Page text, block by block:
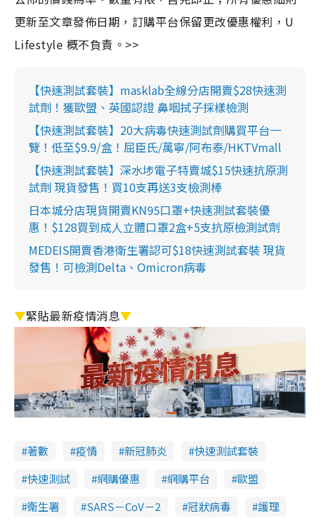
更新至文章發佈日期，訂購平台保留更改優惠權利，U
Lifestyle 概不負責。>>
【快速測試套裝】masklab全線分店開賣$28快速測
試劑！獲歐盟、英國認證 鼻咽拭子採樣檢測
【快速測試套裝】20大病毒快速測試劑購買平台一
覽！低至$9.9/盒！屈臣氏/萬寧/阿布泰/HKTVmall
【快速測試套裝】深水埗電子特賣城$15快速抗原測
試劑 現貨發售！買10支再送3支檢測棒
日本城分店現貨開賣KN95口罩+快速測試套裝優
惠！$128買到成人立體口罩2盒+5支抗原檢測試劑
MEDEIS開賣香港衛生署認可$18快速測試套裝 現貨
發售！可檢測Delta、Omicron病毒
▼緊貼最新疫情消息▼
著數 疫情 新冠肺炎
快速測試套裝
快速測試
網購優惠 網購平台
歐盟
衞生署
SARS－CoV－2 冠狀病毒 護理